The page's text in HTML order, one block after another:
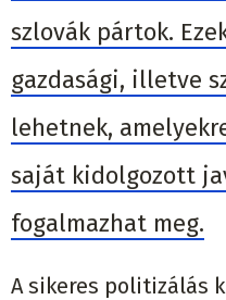
szlovák pártok.
gazdasági, illetve
lehetnek,
saját kidolgozott
fogalmazhat meg.
A sikeres politizálás